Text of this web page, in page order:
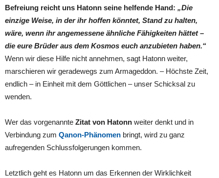
Befreiung reicht uns Hatonn seine helfende Hand: „Die
einzige Weise, in der ihr hoffen könntet, Stand zu halten,
wäre, wenn ihr angemessene ähnliche Fähigkeiten hättet –
die eure Brüder aus dem Kosmos euch anzubieten haben.“
Wenn wir diese Hilfe nicht annehmen, sagt Hatonn weiter,
marschieren wir geradewegs zum Armageddon. – Höchste Zeit,
endlich – in Einheit mit dem Göttlichen – unser Schicksal zu
wenden.
Wer das vorgenannte Zitat von Hatonn weiter denkt und in
Verbindung zum Qanon-Phänomen bringt, wird zu ganz
aufregenden Schlussfolgerungen kommen.
Letztlich geht es Hatonn um das Erkennen der Wirklichkeit